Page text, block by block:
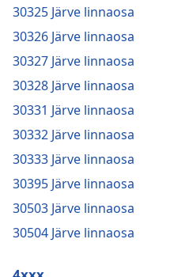
30325 Järve linnaosa
30326 Järve linnaosa
30327 Järve linnaosa
30328 Järve linnaosa
30331 Järve linnaosa
30332 Järve linnaosa
30333 Järve linnaosa
30395 Järve linnaosa
30503 Järve linnaosa
30504 Järve linnaosa